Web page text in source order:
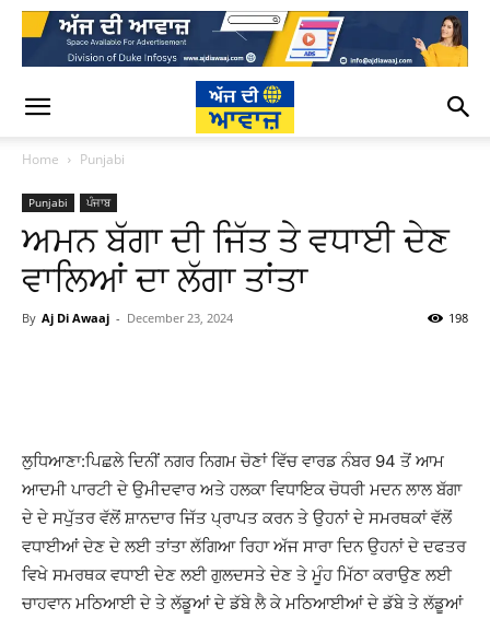
Home Punjabi
Punjabi ਪੰਜਾਬ
ਅਮਨ ਬੱਗਾ ਦੀ ਜਿੱਤ ਤੇ ਵਧਾਈ ਦੇਣ
ਵਾਲਿਆਂ ਦਾ ਲੱਗਾ ਤਾਂਤਾ
By Aj Di Awaaj - December 23, 2024 198
ਲੁਧਿਆਣਾ:ਪਿਛਲੇ ਦਿਨੀਂ ਨਗਰ ਨਿਗਮ ਚੋਣਾਂ ਵਿੱਚ ਵਾਰਡ ਨੰਬਰ 94 ਤੋਂ ਆਮ
ਆਦਮੀ ਪਾਰਟੀ ਦੇ ਉਮੀਦਵਾਰ ਅਤੇ ਹਲਕਾ ਵਿਧਾਇਕ ਚੋਧਰੀ ਮਦਨ ਲਾਲ ਬੱਗਾ
ਦੇ ਦੇ ਸਪੁੱਤਰ ਵੱਲੋਂ ਸ਼ਾਨਦਾਰ ਜਿੱਤ ਪ੍ਰਾਪਤ ਕਰਨ ਤੇ ਉਹਨਾਂ ਦੇ ਸਮਰਥਕਾਂ ਵੱਲੋਂ
ਵਧਾਈਆਂ ਦੇਣ ਦੇ ਲਈ ਤਾਂਤਾ ਲੱਗਿਆ ਰਿਹਾ ਅੱਜ ਸਾਰਾ ਦਿਨ ਉਹਨਾਂ ਦੇ ਦਫਤਰ
ਵਿਖੇ ਸਮਰਥਕ ਵਧਾਈ ਦੇਣ ਲਈ ਗੁਲਦਸਤੇ ਦੇਣ ਤੇ ਮੂੰਹ ਮਿੱਠਾ ਕਰਾਉਣ ਲਈ
ਚਾਹਵਾਨ ਮਠਿਆਈ ਦੇ ਤੇ ਲੱਡੂਆਂ ਦੇ ਡੱਬੇ ਲੈ ਕੇ ਮਠਿਆਈਆਂ ਦੇ ਡੱਬੇ ਤੇ ਲੱਡੂਆਂ